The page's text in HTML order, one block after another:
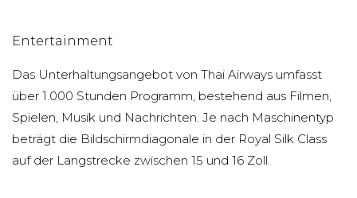
Entertainment
Das Unterhaltungsangebot von Thai Airways umfasst
über 1.000 Stunden Programm, bestehend aus Filmen,
Spielen, Musik und Nachrichten. Je nach Maschinentyp
beträgt die Bildschirmdiagonale in der Royal Silk Class
auf der Langstrecke zwischen 15 und 16 Zoll.